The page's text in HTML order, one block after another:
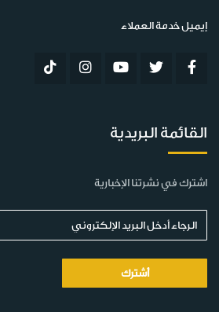
إيميل خدمة العملاء
القائمة البريدية
اشترك في نشرتنا الإخبارية